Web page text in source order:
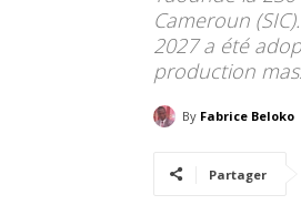
Cameroun
2027 a été
production
By Fabrice Beloko
Partager